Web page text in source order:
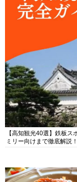
【高知観光40選】鉄板
ミリー向けまで徹底解説！